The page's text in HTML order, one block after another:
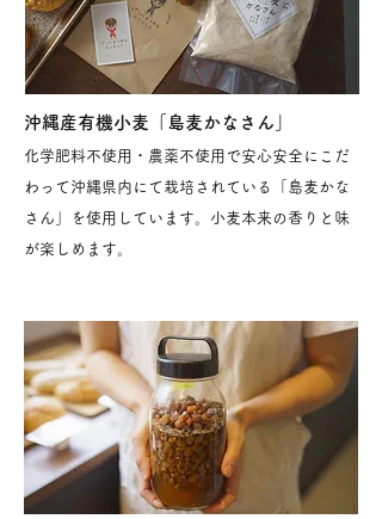
沖縄産有機小麦「島麦かなさん」
化学肥料不使用・農薬不使用で安心安全にこだ
わって沖縄県内にて栽培されている「島麦かな
さん」を使用しています。小麦本来の香りと味
が楽しめます。